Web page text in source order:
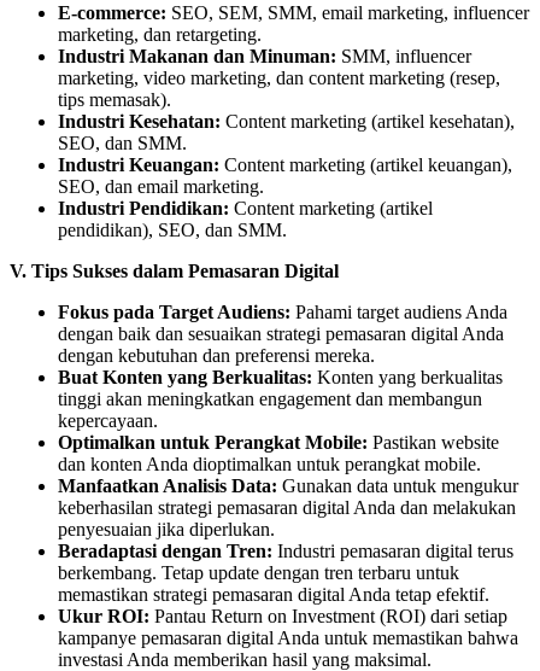
E-commerce: SEO, SEM, SMM, email marketing, influencer
marketing, dan retargeting.
Industri Makanan dan Minuman: SMM, influencer
marketing, video marketing, dan content marketing (resep,
tips memasak).
Industri Kesehatan: Content marketing (artikel kesehatan),
SEO, dan SMM.
Industri Keuangan: Content marketing (artikel keuangan),
SEO, dan email marketing.
Industri Pendidikan: Content marketing (artikel
pendidikan), SEO, dan SMM.
V. Tips Sukses dalam Pemasaran Digital
Fokus pada Target Audiens: Pahami target audiens Anda
dengan baik dan sesuaikan strategi pemasaran digital Anda
dengan kebutuhan dan preferensi mereka.
Buat Konten yang Berkualitas: Konten yang berkualitas
tinggi akan meningkatkan engagement dan membangun
kepercayaan.
Optimalkan untuk Perangkat Mobile: Pastikan website
dan konten Anda dioptimalkan untuk perangkat mobile.
Manfaatkan Analisis Data: Gunakan data untuk mengukur
keberhasilan strategi pemasaran digital Anda dan melakukan
penyesuaian jika diperlukan.
Beradaptasi dengan Tren: Industri pemasaran digital terus
berkembang. Tetap update dengan tren terbaru untuk
memastikan strategi pemasaran digital Anda tetap efektif.
Ukur ROI: Pantau Return on Investment (ROI) dari setiap
kampanye pemasaran digital Anda untuk memastikan bahwa
investasi Anda memberikan hasil yang maksimal.